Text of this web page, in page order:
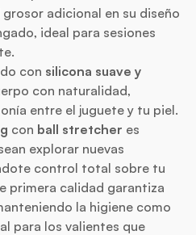
adicional en su diseño
ideal para sesiones
con silicona suave y
con naturalidad,
entre el juguete y tu piel.
con ball stretcher es
explorar nuevas
control total sobre tu
primera calidad garantiza
la higiene como
para los valientes que